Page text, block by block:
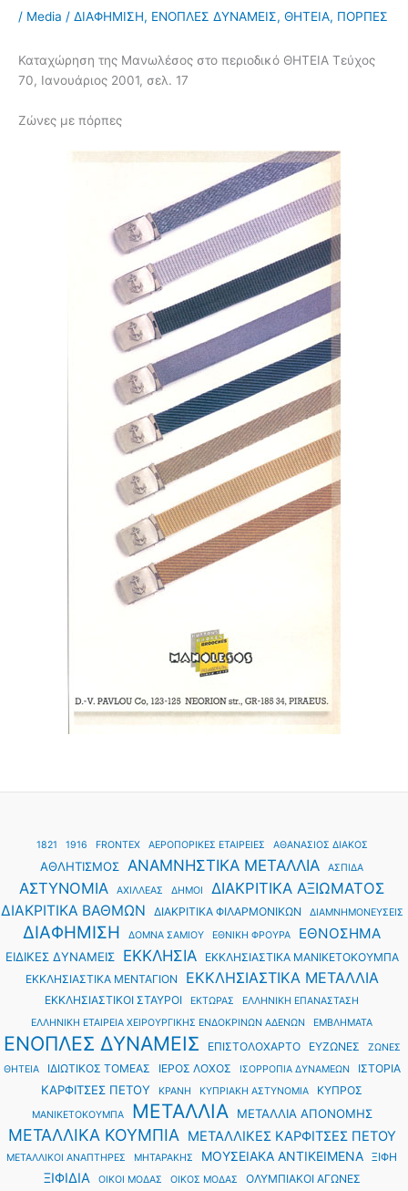
/ Media / ΔΙΑΦΗΜΙΣΗ, ΕΝΟΠΛΕΣ ΔΥΝΑΜΕΙΣ, ΘΗΤΕΙΑ, ΠΟΡΠΕΣ
Καταχώρηση της Μανωλέσος στο περιοδικό ΘΗΤΕΙΑ Τεύχος
70, Ιανουάριος 2001, σελ. 17
Ζώνες με πόρπες
1821 1916 FRONTEX ΑΕΡΟΠΟΡΙΚΕΣ ΕΤΑΙΡΕΙΕΣ ΑΘΑΝΑΣΙΟΣ ΔΙΑΚΟΣ
ΑΘΛΗΤΙΣΜΟΣ ΑΝΑΜΝΗΣΤΙΚΑ ΜΕΤΑΛΛΙΑ ΑΣΠΙΔΑ
ΑΣΤΥΝΟΜΙΑ ΑΧΙΛΛΕΑΣ ΔΗΜΟΙ ΔΙΑΚΡΙΤΙΚΑ ΑΞΙΩΜΑΤΟΣ
ΔΙΑΚΡΙΤΙΚΑ ΒΑΘΜΩΝ ΔΙΑΚΡΙΤΙΚΑ ΦΙΛΑΡΜΟΝΙΚΩΝ ΔΙΑΜΝΗΜΟΝΕΥΣΕΙΣ
ΔΙΑΦΗΜΙΣΗ ΔΟΜΝΑ ΣΑΜΙΟΥ ΕΘΝΙΚΗ ΦΡΟΥΡΑ ΕΘΝΟΣΗΜΑ
ΕΙΔΙΚΕΣ ΔΥΝΑΜΕΙΣ ΕΚΚΛΗΣΙΑ
ΕΚΚΛΗΣΙΑΣΤΙΚΑ ΜΑΝΙΚΕΤΟΚΟΥΜΠΑ
ΕΚΚΛΗΣΙΑΣΤΙΚΑ ΜΕΝΤΑΓΙΟΝ
ΕΚΚΛΗΣΙΑΣΤΙΚΑ ΜΕΤΑΛΛΙΑ
ΕΚΚΛΗΣΙΑΣΤΙΚΟΙ ΣΤΑΥΡΟΙ ΕΚΤΩΡΑΣ
ΕΛΛΗΝΙΚΗ ΕΠΑΝΑΣΤΑΣΗ
ΕΛΛΗΝΙΚΗ ΕΤΑΙΡΕΙΑ ΧΕΙΡΟΥΡΓΙΚΗΣ ΕΝΔΟΚΡΙΝΩΝ ΑΔΕΝΩΝ
ΕΜΒΛΗΜΑΤΑ
ΕΝΟΠΛΕΣ ΔΥΝΑΜΕΙΣ ΕΠΙΣΤΟΛΟΧΑΡΤΟ ΕΥΖΩΝΕΣ
ΖΩΝΕΣ
ΘΗΤΕΙΑ
ΙΔΙΩΤΙΚΟΣ ΤΟΜΕΑΣ ΙΕΡΟΣ ΛΟΧΟΣ ΙΣΟΡΡΟΠΙΑ ΔΥΝΑΜΕΩΝ ΙΣΤΟΡΙΑ
ΚΑΡΦΙΤΣΕΣ ΠΕΤΟΥ ΚΡΑΝΗ ΚΥΠΡΙΑΚΗ ΑΣΤΥΝΟΜΙΑ ΚΥΠΡΟΣ
ΜΑΝΙΚΕΤΟΚΟΥΜΠΑ ΜΕΤΑΛΛΙΑ ΜΕΤΑΛΛΙΑ ΑΠΟΝΟΜΗΣ
ΜΕΤΑΛΛΙΚΑ ΚΟΥΜΠΙΑ ΜΕΤΑΛΛΙΚΕΣ ΚΑΡΦΙΤΣΕΣ ΠΕΤΟΥ
ΜΕΤΑΛΛΙΚΟΙ ΑΝΑΠΤΗΡΕΣ ΜΗΤΑΡΑΚΗΣ ΜΟΥΣΕΙΑΚΑ ΑΝΤΙΚΕΙΜΕΝΑ ΞΙΦΗ
ΞΙΦΙΔΙΑ ΟΙΚΟΙ ΜΟΔΑΣ ΟΙΚΟΣ ΜΟΔΑΣ ΟΛΥΜΠΙΑΚΟΙ ΑΓΩΝΕΣ